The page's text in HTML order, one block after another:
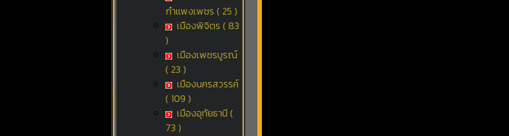
กำแพงเพชร ( 25 )
เมืองพิจิตร ( 83
)
เมืองเพชรบูรณ์
( 23 )
เมืองนครสวรรค์
( 109 )
เมืองอุทัยธานี (
73 )